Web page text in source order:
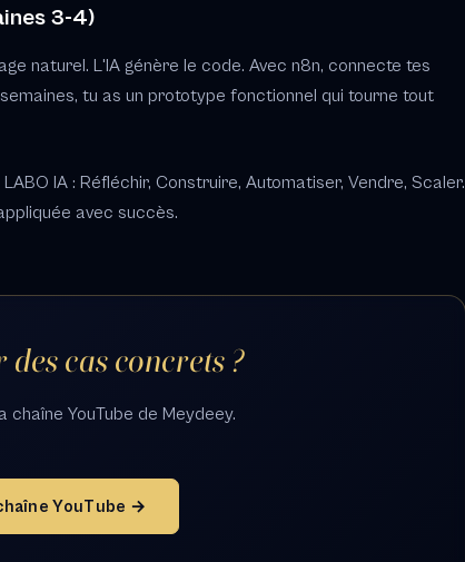
3-4)
naturel. L'IA génère le code. Avec n8n, connecte tes
tu as un prototype fonctionnel qui tourne tout
IA : Réfléchir, Construire, Automatiser, Vendre, Scaler.
avec succès.
des cas concrets ?
YouTube de Meydeey.
YouTube →